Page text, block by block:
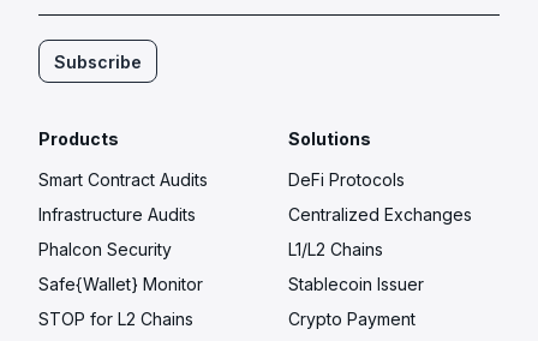
Subscribe
Products
Smart Contract Audits
Infrastructure Audits
Phalcon Security
Safe{Wallet} Monitor
STOP for L2 Chains
Solutions
DeFi Protocols
Centralized Exchanges
L1/L2 Chains
Stablecoin Issuer
Crypto Payment